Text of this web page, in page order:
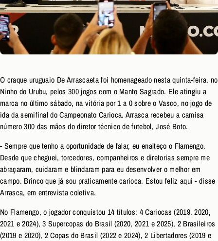
O craque uruguaio De Arrascaeta foi homenageado nesta quinta-feira, no
Ninho do Urubu, pelos 300 jogos com o Manto Sagrado. Ele atingiu a
marca no último sábado, na vitória por 1 a 0 sobre o Vasco, no jogo de
ida da semifinal do Campeonato Carioca. Arrasca recebeu a camisa
número 300 das mãos do diretor técnico de futebol, José Boto.
- Sempre que tenho a oportunidade de falar, eu enalteço o Flamengo.
Desde que cheguei, torcedores, companheiros e diretorias sempre me
abraçaram, cuidaram e blindaram para eu desenvolver o melhor em
campo. Brinco que já sou praticamente carioca. Estou feliz aqui - disse
Arrasca, em entrevista coletiva.
No Flamengo, o jogador conquistou 14 títulos: 4 Cariocas (2019, 2020,
2021 e 2024), 3 Supercopas do Brasil (2020, 2021 e 2025), 2 Brasileiros
(2019 e 2020), 2 Copas do Brasil (2022 e 2024), 2 Libertadores (2019 e